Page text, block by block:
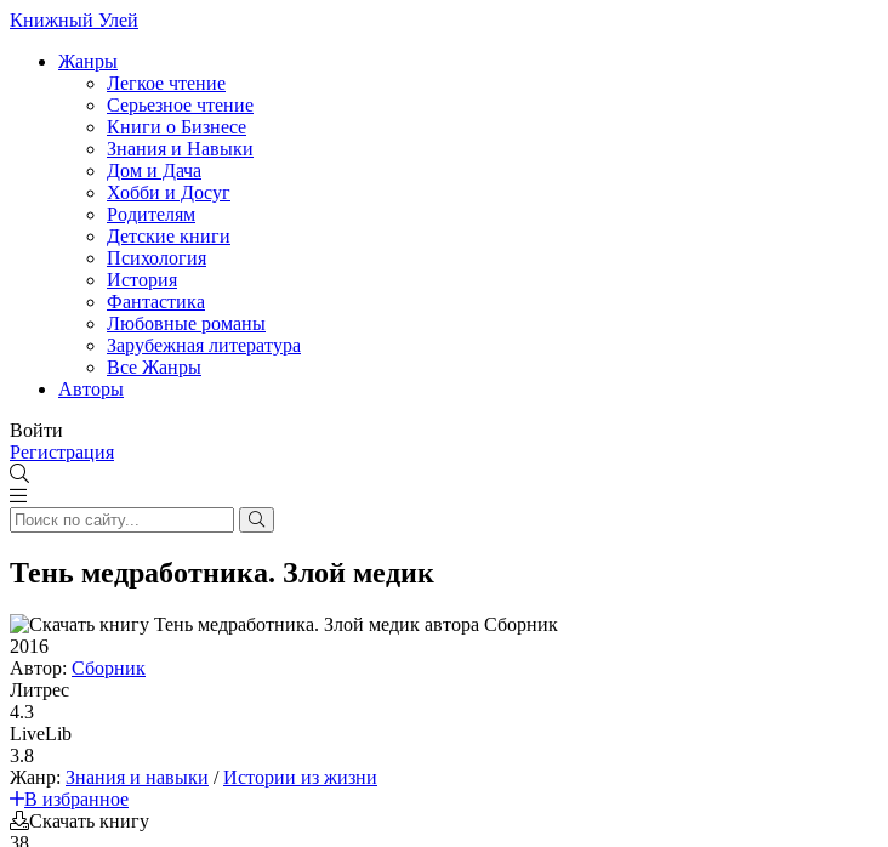
Книжный Улей
Жанры
Легкое чтение
Серьезное чтение
Книги о Бизнесе
Знания и Навыки
Дом и Дача
Хобби и Досуг
Родителям
Детские книги
Психология
История
Фантастика
Любовные романы
Зарубежная литература
Все Жанры
Авторы
Войти
Регистрация
Тень медработника. Злой медик
2016
Автор: Сборник
Литрес
4.3
LiveLib
3.8
Жанр: Знания и навыки /Истории из жизни
В избранное
Скачать книгу
38